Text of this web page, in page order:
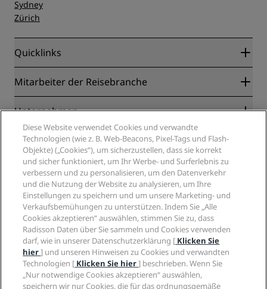
Sydney
Zürich
Quicklinks
Radisson Rewards
Blog
Neue und aufstrebende Hotels
Radisson Hotels APP
„Sports Approved“-Hotels
Familienfreundliche Hotels
Gesundheit & Sicherheit
Mitarbeiter der Reisebranche
Partner
Reisebüros
Unternehmen
Radisson Hotel Group
Medien
Karriere RHG
Karriere PPHE
Karrieren EHL
The Club by RHG
Entwicklungsmöglichkeiten
Responsible Business – Unser Engagement
Einkauf
Rechtliches
Privacy Centre
Rechtliche Hinweise
Radisson Rewards Geschäftsbedingungen
Website-Nutzungsvereinbarung
Digitale Barrierefreiheit
Moderne Sklaverei – Erklärung
Hilfe
Verbrauchermeldungen
Kontakt
FAQ
Inhaltsübersicht
Soziale Medien
Marken von Radisson Hotels
Diese Website verwendet Cookies und verwandte
Technologien (wie z. B. Web-Beacons, Pixel-Tags und Flash-
Objekte) („Cookies“), um sicherzustellen, dass sie korrekt
und sicher funktioniert, um Ihr Werbe- und Surferlebnis zu
verbessern und zu personalisieren, um den Datenverkehr
und die Nutzung der Website zu analysieren, um Ihre
Einstellungen zu speichern und um unsere Marketing- und
Verkaufsbemühungen zu unterstützen. Indem Sie „Alle
Cookies akzeptieren“ auswählen, stimmen Sie zu, dass
Radisson Daten über Sie sammeln und Cookies verwenden
darf, wie in unserer Datenschutzerklärung [ Klicken Sie
hier] und unseren Hinweisen zu Cookies und verwandten
Technologien [ Klicken Sie hier] beschrieben. Wenn Sie
„Nur notwendige Cookies akzeptieren“ auswählen,
speichern wir nur Cookies, die für das ordnungsgemäße